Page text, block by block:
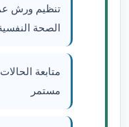
تنظيم ورش
الصحة
متابعة
مستمر